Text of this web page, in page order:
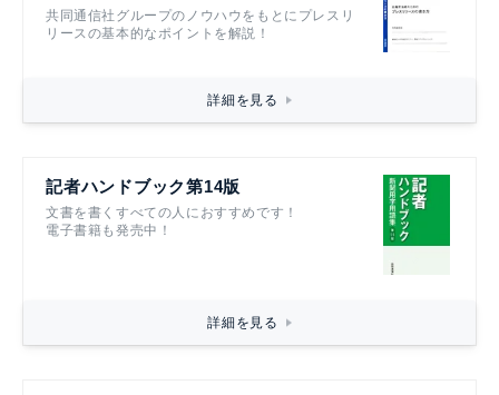
共同通信社グループのノウハウをもとにプレスリ
リースの基本的なポイントを解説！
詳細を見る
記者ハンドブック第14版
文書を書くすべての人におすすめです！
電子書籍も発売中！
詳細を見る